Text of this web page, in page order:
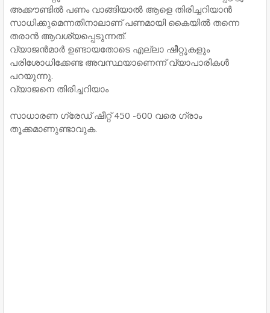
അക്കൗണ്ടില്‍ പണം വാങ്ങിയാല്‍ ആളെ തിരിച്ചറിയാൻ
സാധിക്കുമെന്നതിനാലാണ് പണമായി കൈയില്‍ തന്നെ
തരാൻ ആവശ്യപ്പെടുന്നത്.
വ്യാജൻമാർ ഉണ്ടായതോടെ എല്ലാ ഷീറ്റുകളും
പരിശോധിക്കേണ്ട അവസ്ഥയാണെന്ന് വ്യാപാരികള്‍
പറയുന്നു.
വ്യാജനെ തിരിച്ചറിയാം
സാധാരണ ഗ്രേഡ് ഷീറ്റ് 450 -600 വരെ ഗ്രാം
തൂക്കമാണുണ്ടാവുക.